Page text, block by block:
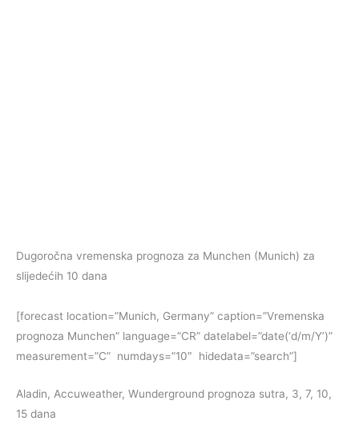
Dugoročna vremenska prognoza za Munchen (Munich) za
slijedećih 10 dana
[forecast location=”Munich, Germany” caption=”Vremenska
prognoza Munchen” language=”CR” datelabel=”date(‘d/m/Y’)”
measurement=”C” numdays=”10″ hidedata=”search”]
Aladin, Accuweather, Wunderground prognoza sutra, 3, 7, 10,
15 dana